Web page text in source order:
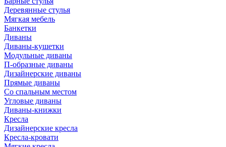
Деревянные стулья
Мягкая мебель
Банкетки
Диваны
Диваны-кушетки
Модульные диваны
П-образные диваны
Дизайнерские диваны
Прямые диваны
Со спальным местом
Угловые диваны
Диваны-книжки
Кресла
Дизайнерские кресла
Кресла-кровати